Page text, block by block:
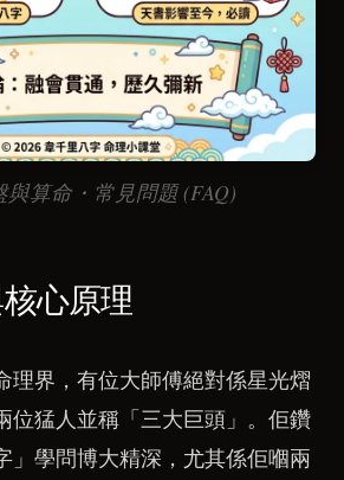
與算命・常見問題 (FAQ)
心原理
理界，有位大師傅絕對係星光熠
位猛人並稱「三大巨頭」。佢鑽
」學問博大精深，尤其係佢嗰兩